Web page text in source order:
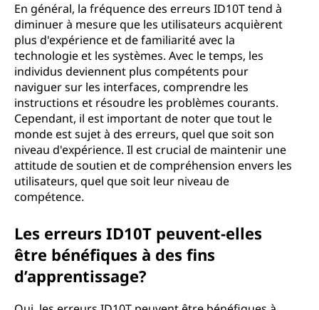
En général, la fréquence des erreurs ID10T tend à
diminuer à mesure que les utilisateurs acquièrent
plus d'expérience et de familiarité avec la
technologie et les systèmes. Avec le temps, les
individus deviennent plus compétents pour
naviguer sur les interfaces, comprendre les
instructions et résoudre les problèmes courants.
Cependant, il est important de noter que tout le
monde est sujet à des erreurs, quel que soit son
niveau d'expérience. Il est crucial de maintenir une
attitude de soutien et de compréhension envers les
utilisateurs, quel que soit leur niveau de
compétence.
Les erreurs ID10T peuvent-elles
être bénéfiques à des fins
d’apprentissage?